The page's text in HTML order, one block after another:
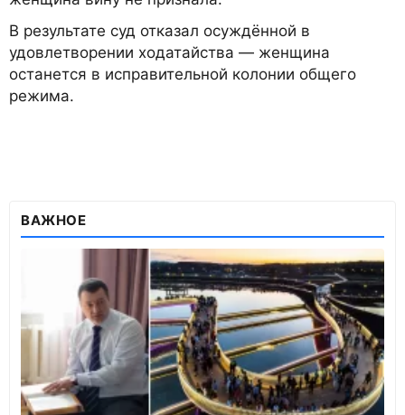
В результате суд отказал осуждённой в
удовлетворении ходатайства — женщина
останется в исправительной колонии общего
режима.
ВАЖНОЕ